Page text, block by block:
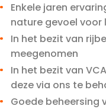
Enkele jaren
nature gevoel voor
In het bezit van
meegenomen
In het bezit van
deze via ons te
Goede beheersing